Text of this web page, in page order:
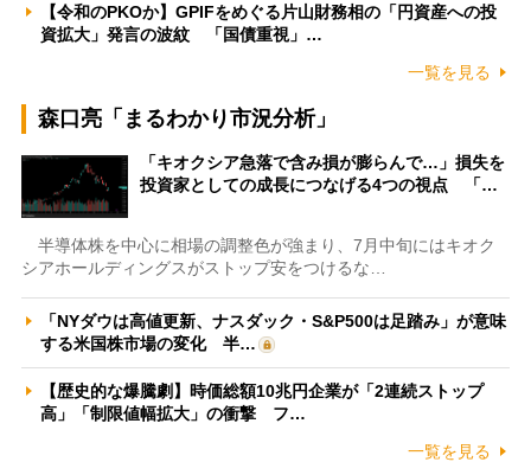
【令和のPKOか】GPIFをめぐる片山財務相の「円資産への投
資拡大」発言の波紋 「国債重視」…
一覧を見る
森口亮「まるわかり市況分析」
「キオクシア急落で含み損が膨らんで…」損失を
投資家としての成長につなげる4つの視点 「…
半導体株を中心に相場の調整色が強まり、7月中旬にはキオク
シアホールディングスがストップ安をつけるな…
「NYダウは高値更新、ナスダック・S&P500は足踏み」が意味
する米国株市場の変化 半…
【歴史的な爆騰劇】時価総額10兆円企業が「2連続ストップ
高」「制限値幅拡大」の衝撃 フ…
一覧を見る